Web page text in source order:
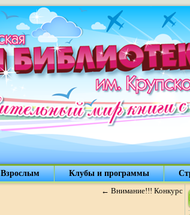
Взрослым Клубы и программы
← Внимание!!! Конкурс